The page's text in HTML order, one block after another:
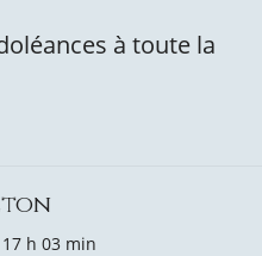
à toute la
h 03 min